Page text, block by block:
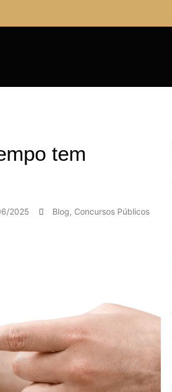
tem
2025 Blog, Concursos Públicos